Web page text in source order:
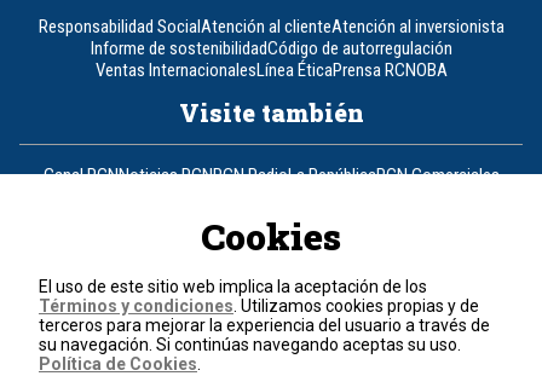
Responsabilidad SocialAtención al clienteAtención al inversionista
Informe de sostenibilidadCódigo de autorregulación
Ventas InternacionalesLínea ÉticaPrensa RCNOBA
Visite también
Canal RCNNoticias RCNRCN RadioLa RepúblicaRCN Comerciales
Un producto de RCN Televisión
Contáctenos
Teléfono+57 (601) 426 92 92
Cookies
El uso de este sitio web implica la aceptación de los
Términos y condiciones . Utilizamos cookies propias y de
terceros para mejorar la experiencia del usuario a través de
su navegación. Si continúas navegando aceptas su uso.
Política de Cookies